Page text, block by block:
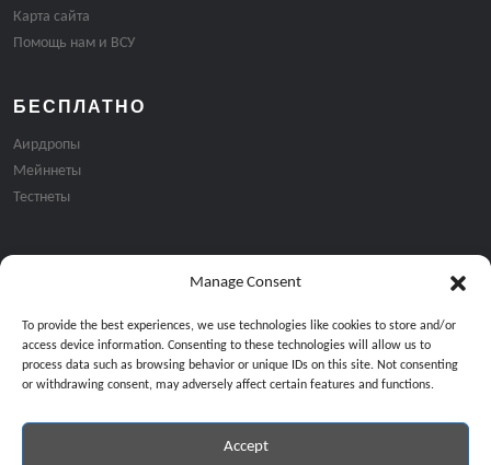
Manage Consent
To provide the best experiences, we use technologies like cookies to store and/or
access device information. Consenting to these technologies will allow us to
process data such as browsing behavior or unique IDs on this site. Not consenting
or withdrawing consent, may adversely affect certain features and functions.
Accept
Карта сайта
Помощь нам и ВСУ
БЕСПЛАТНО
Аирдропы
Мейннеты
Тестнеты
Подписка на email рассылку:
Продолжая, вы соглашаетесь с нашей политикой